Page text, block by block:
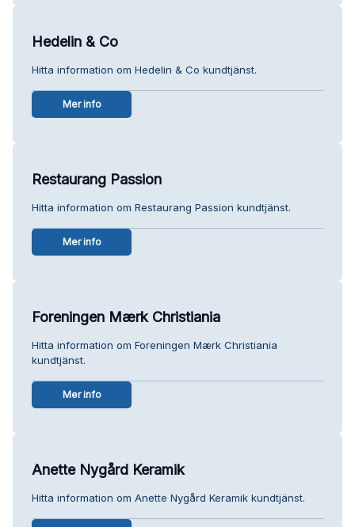
Hedelin & Co
Hitta information om Hedelin & Co kundtjänst.
Mer info
Restaurang Passion
Hitta information om Restaurang Passion kundtjänst.
Mer info
Foreningen Mærk Christiania
Hitta information om Foreningen Mærk Christiania
kundtjänst.
Mer info
Anette Nygård Keramik
Hitta information om Anette Nygård Keramik kundtjänst.